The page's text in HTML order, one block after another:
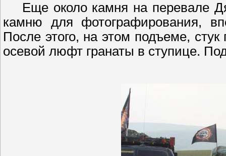
Еще около камня на перевале
камню для фотографирования,
После этого, на этом подъеме,
осевой люфт гранаты в ступице.